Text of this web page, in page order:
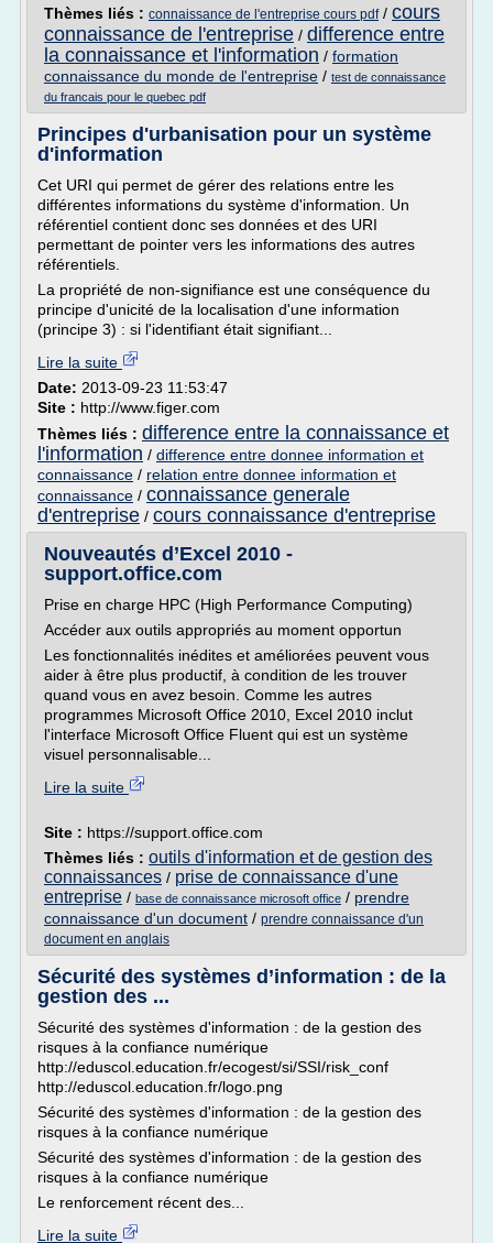
Thèmes liés : connaissance de l'entreprise cours pdf/ cours
connaissance de l'entreprise / difference entre
la connaissance et l'information / formation
connaissance du monde de l'entreprise / test de connaissance
du francais pour le quebec pdf
Principes d'urbanisation pour un système
d'information
Cet URI qui permet de gérer des relations entre les
différentes informations du système d'information. Un
référentiel contient donc ses données et des URI
permettant de pointer vers les informations des autres
référentiels.
La propriété de non-signifiance est une conséquence du
principe d'unicité de la localisation d'une information
(principe 3) : si l'identifiant était signifiant...
Lire la suite
Date: 2013-09-23 11:53:47
Site : http://www.figer.com
Thèmes liés : difference entre la connaissance et
l'information / difference entre donnee information et
connaissance / relation entre donnee information et
connaissance / connaissance generale
d'entreprise / cours connaissance d'entreprise
Nouveautés d’Excel 2010 -
support.office.com
Prise en charge HPC (High Performance Computing)
Accéder aux outils appropriés au moment opportun
Les fonctionnalités inédites et améliorées peuvent vous
aider à être plus productif, à condition de les trouver
quand vous en avez besoin. Comme les autres
programmes Microsoft Office 2010, Excel 2010 inclut
l'interface Microsoft Office Fluent qui est un système
visuel personnalisable...
Lire la suite
Site : https://support.office.com
Thèmes liés : outils d'information et de gestion des
connaissances / prise de connaissance d'une
entreprise / base de connaissance microsoft office / prendre
connaissance d'un document / prendre connaissance d'un
document en anglais
Sécurité des systèmes d’information : de la
gestion des ...
Sécurité des systèmes d'information : de la gestion des
risques à la confiance numérique
http://eduscol.education.fr/ecogest/si/SSI/risk_conf
http://eduscol.education.fr/logo.png
Sécurité des systèmes d'information : de la gestion des
risques à la confiance numérique
Sécurité des systèmes d'information : de la gestion des
risques à la confiance numérique
Le renforcement récent des...
Lire la suite